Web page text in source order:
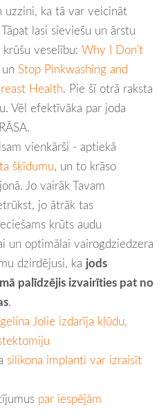
uzzini, ka tā var veicināt
lasi sieviešu un ārstu
veselību: Why I Don’t
un Stop Pinkwashing and
Health. Pie šī otrā raksta
Vēl efektīvāka par joda
vienkārši - aptiekā
šķīdumu, un to krāso
Jo vairāk Tavam
jo ātrāk tas
krūts audu
un optimālai vairogdziedzera
dzirdējusi, ka jods
palīdzējis izvairīties pat no
.
Jolie izdarīja kļūdu,
silikona implanti var izraisīt
par iespējām